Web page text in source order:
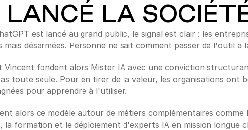
LANCÉ LA
est lancé au grand public, le signal est clair : les
mais désarmées. Personne ne sait comment passer de l'outil à
Vincent fondent alors Mister IA avec une conviction
toute seule. Pour en tirer de la valeur, les organisations ont
pour apprendre à l'utiliser.
alors ce modèle autour de métiers complémentaires comme
la formation et le déploiement d'experts IA en mission longue